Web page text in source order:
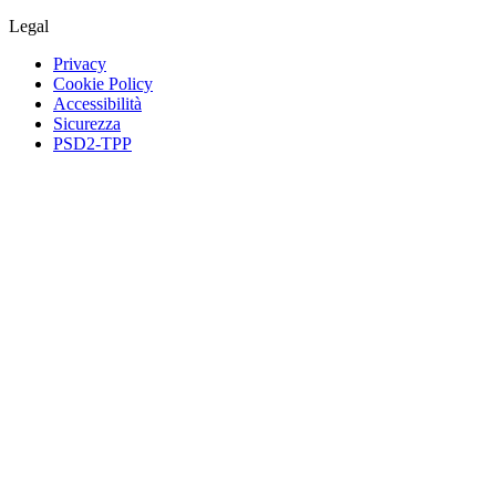
Legal
Privacy
Cookie Policy
Accessibilità
Sicurezza
PSD2-TPP